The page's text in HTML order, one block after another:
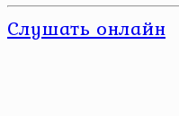
Слушать онлайн